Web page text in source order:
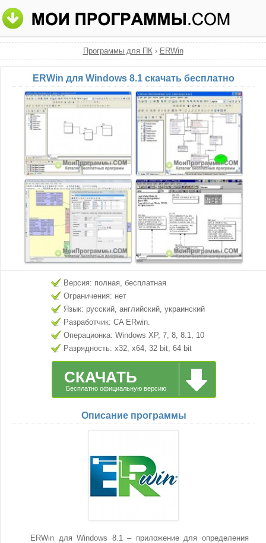
Программы для ПК› ERWin
ERWin для Windows 8.1 скачать бесплатно
Версия: полная, бесплатная
Ограничения: нет
Язык: русский, английский, украинский
Разработчик: CA ERwin.
Операционка: Windows XP, 7, 8, 8.1, 10
Разрядность: x32, x64, 32 bit, 64 bit
СКАЧАТЬ
Бесплатно официальную версию
Описание программы
ERWin для Windows 8.1 – приложение для определения